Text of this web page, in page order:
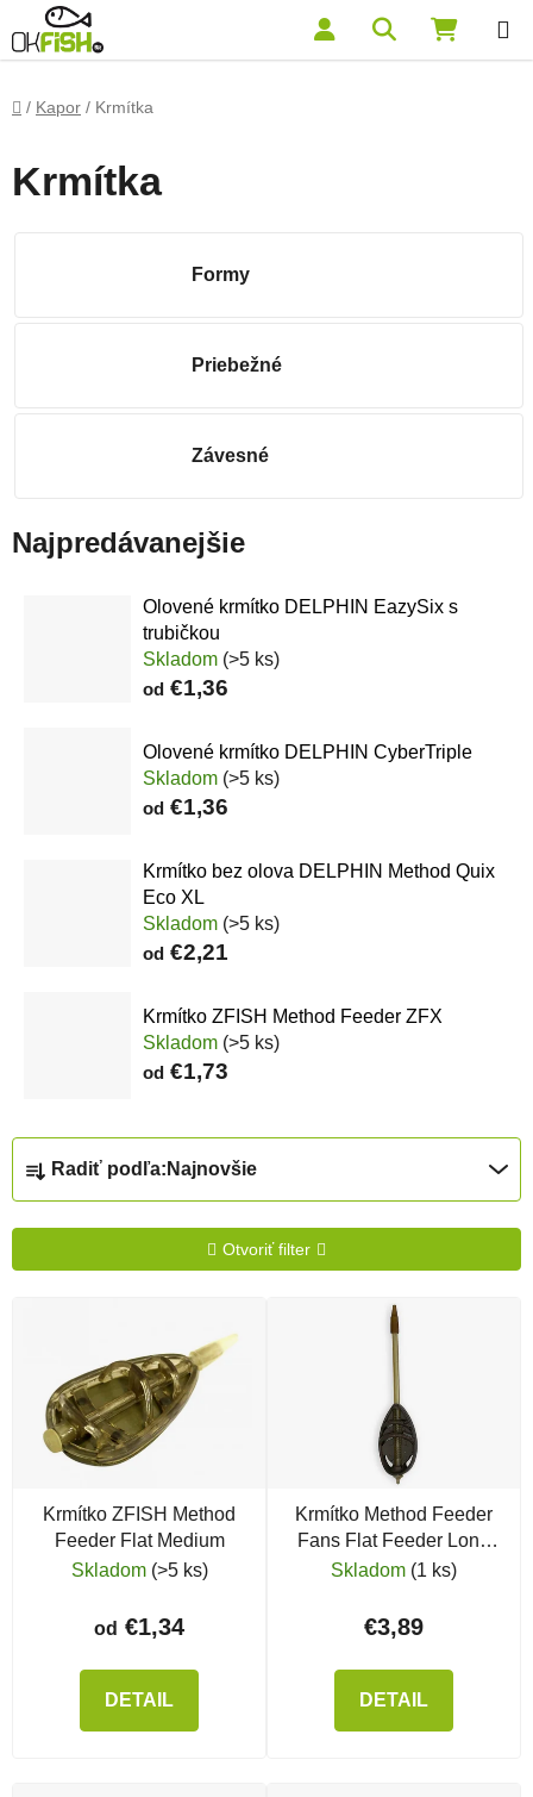
Prejsť na obsah Hľadať
Domov
/ Kapor / Krmítka
Krmítka
Formy
Priebežné
Závesné
Najpredávanejšie
Olovené krmítko DELPHIN EazySix s
trubičkou
Skladom (>5 ks)
od €1,36
Olovené krmítko DELPHIN CyberTriple
Skladom (>5 ks)
od €1,36
Krmítko bez olova DELPHIN Method Quix
Eco XL
Skladom (>5 ks)
od €2,21
Krmítko ZFISH Method Feeder ZFX
Skladom (>5 ks)
od €1,73
Radenie produktov
Radiť podľa: Najnovšie
Otvoriť filter
Krmítko ZFISH Method
Feeder Flat Medium
Skladom (>5 ks)
od €1,34
DETAIL
Krmítko Method Feeder
Fans Flat Feeder Long
Distance
Skladom (1 ks)
€3,89
DETAIL